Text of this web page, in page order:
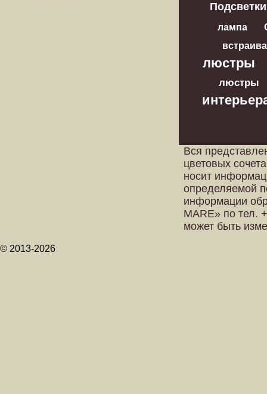
лампа
люстры
люстры
Вся
цветовых
носит
определяемой
информации
MARE» по тел.
может быть
© 2013-2026